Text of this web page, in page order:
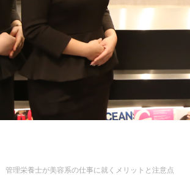
管理栄養士が美容系の仕事に就くメリットと注意点